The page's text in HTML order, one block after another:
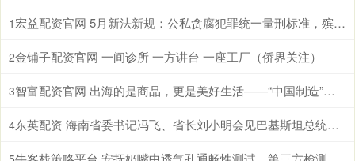
1 宏益配资官网 5月新法新规：公私贪腐犯罪统一量刑标准，殡葬收费必须明码标价
2金铺子配资官网 一间诊所 一方讲台 一座工厂（侨界关注）
3 智富配资官网 出海的是商品，更是美好生活——“中国制造”的全球新叙事
4 东英配资 海南省委书记冯飞、省长刘小明会见巴基斯坦总统扎尔达里